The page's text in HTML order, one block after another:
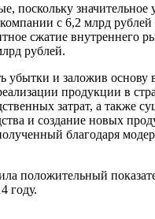
с 6,2 млрд
сжатие
рублей.
и заложив
продукции в
затрат, а также
и создание новых
благодаря
положительный
году.